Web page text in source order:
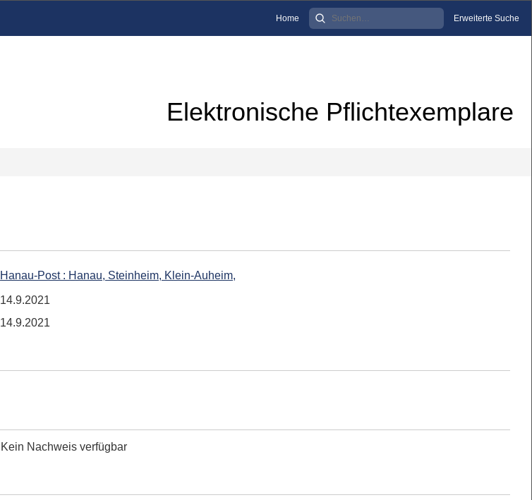
Home Erweiterte Suche
Elektronische Pflichtexemplare
Hanau-Post : Hanau, Steinheim, Klein-Auheim,
14.9.2021
14.9.2021
Kein Nachweis verfügbar